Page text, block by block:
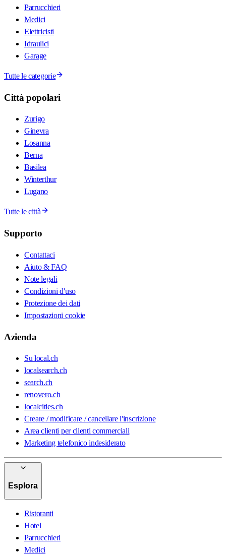
Parrucchieri
Medici
Elettricisti
Idraulici
Garage
Tutte le categorie
Città popolari
Zurigo
Ginevra
Losanna
Berna
Basilea
Winterthur
Lugano
Tutte le città
Supporto
Contattaci
Aiuto & FAQ
Note legali
Condizioni d'uso
Protezione dei dati
Impostazioni cookie
Azienda
Su local.ch
localsearch.ch
search.ch
renovero.ch
localcities.ch
Creare / modificare / cancellare l'inscrizione
Area clienti per clienti commerciali
Marketing telefonico indesiderato
Esplora
Ristoranti
Hotel
Parrucchieri
Medici